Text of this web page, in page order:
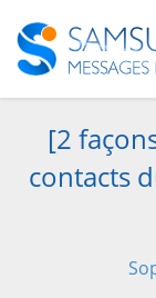
[2
contacts